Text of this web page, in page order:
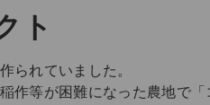
ト
られていました。
作等が困難になった農地で